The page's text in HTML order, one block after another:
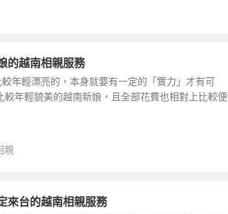
的越南相親服務
年輕漂亮的，本身就要有一定的「實力」才有可
年輕貌美的越南新娘，且全部花費也相對上比較便
親
來台的越南相親服務